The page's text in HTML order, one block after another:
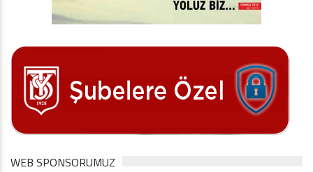
WEB SPONSORUMUZ